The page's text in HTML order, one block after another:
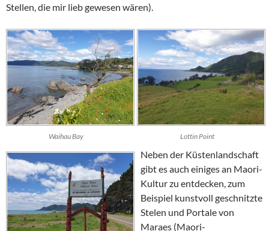
Stellen, die mir lieb gewesen wären).
Waihau Bay Lottin Point
Neben der Küstenlandschaft
gibt es auch einiges an Maori-
Kultur zu entdecken, zum
Beispiel kunstvoll geschnitzte
Stelen und Portale von
Maraes(Maori-